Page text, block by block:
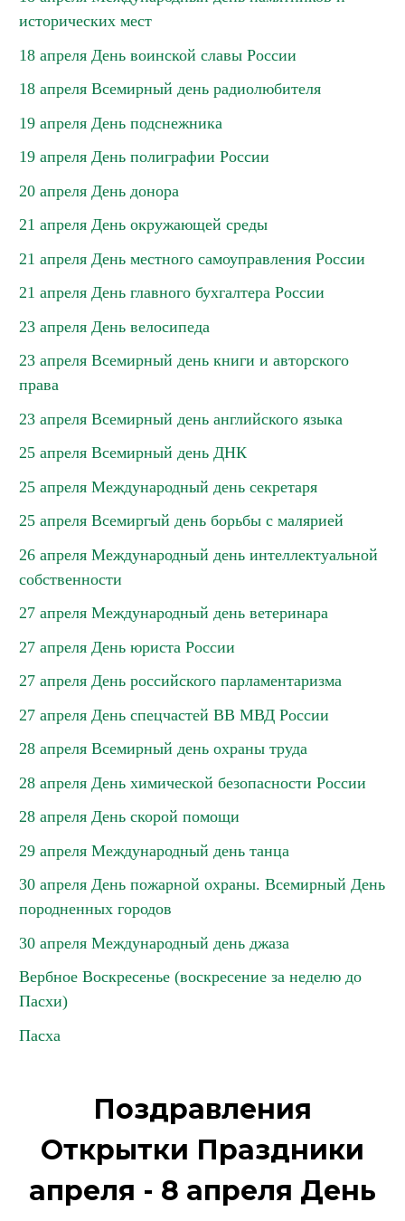
исторических мест
18 апреля День воинской славы России
18 апреля Всемирный день радиолюбителя
19 апреля День подснежника
19 апреля День полиграфии России
20 апреля День донора
21 апреля День окружающей среды
21 апреля День местного самоуправления России
21 апреля День главного бухгалтера России
23 апреля День велосипеда
23 апреля Всемирный день книги и авторского
права
23 апреля Всемирный день английского языка
25 апреля Всемирный день ДНК
25 апреля Международный день секретаря
25 апреля Всемиргый день борьбы с малярией
26 апреля Международный день интеллектуальной
собственности
27 апреля Международный день ветеринара
27 апреля День юриста России
27 апреля День российского парламентаризма
27 апреля День спецчастей ВВ МВД России
28 апреля Всемирный день охраны труда
28 апреля День химической безопасности России
28 апреля День скорой помощи
29 апреля Международный день танца
30 апреля День пожарной охраны. Всемирный День
породненных городов
30 апреля Международный день джаза
Вербное Воскресенье (воскресение за неделю до
Пасхи)
Пасха
Поздравления
Открытки Праздники
апреля - 8 апреля День